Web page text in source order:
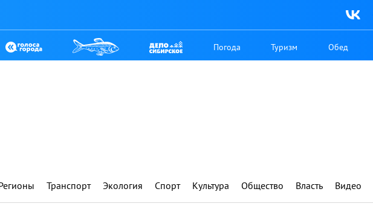
Погода Туризм Обед
Транспорт Экология Спорт Культура Общество Власть Видео